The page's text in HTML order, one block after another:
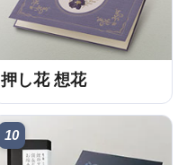
押し花 想花
10